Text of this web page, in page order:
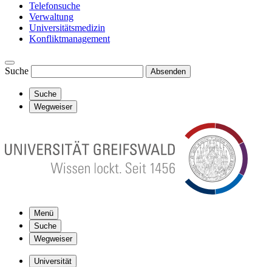
Telefonsuche
Verwaltung
Universitätsmedizin
Konfliktmanagement
Suche Absenden
Suche
Wegweiser
Menü
Suche
Wegweiser
Universität